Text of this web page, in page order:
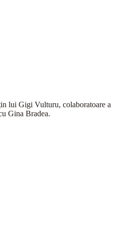
lui Gigi Vulturu, colaboratoare a
Gina Bradea.